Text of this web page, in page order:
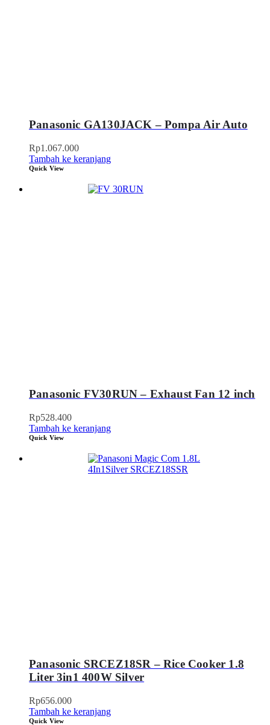
Panasonic GA130JACK – Pompa Air Auto
Rp1.067.000
Tambah ke keranjang
Quick View
Panasonic FV30RUN – Exhaust Fan 12 inch
Rp528.400
Tambah ke keranjang
Quick View
Panasonic SRCEZ18SR – Rice Cooker 1.8
Liter 3in1 400W Silver
Rp656.000
Tambah ke keranjang
Quick View